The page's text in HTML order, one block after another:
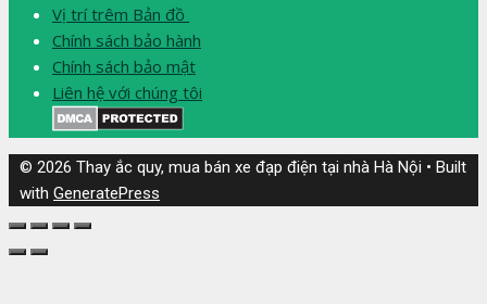
Vị trí trêm Bản đồ
Chính sách bảo hành
Chính sách bảo mật
Liên hệ với chúng tôi
© 2026 Thay ắc quy, mua bán xe đạp điện tại nhà Hà Nội • Built
with GeneratePress